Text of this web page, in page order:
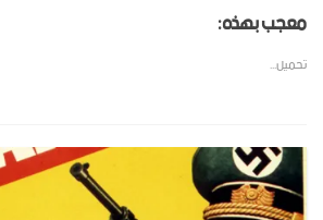
معجب بهذه:
تحميل...